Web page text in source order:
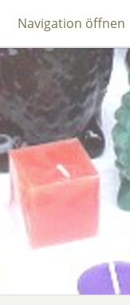
Navigation öffnen